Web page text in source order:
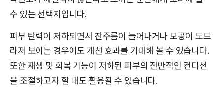
수 있는 선택지입니다.
피부 탄력이 저하되면서 잔주름이 늘어나거나 모공이 도드
라져 보이는 경우에도 개선 효과를 기대해 볼 수 있습니다.
또한 재생 및 회복 기능이 저하된 피부의 전반적인 컨디션
을 조절하고자 할 때도 활용될 수 있습니다.